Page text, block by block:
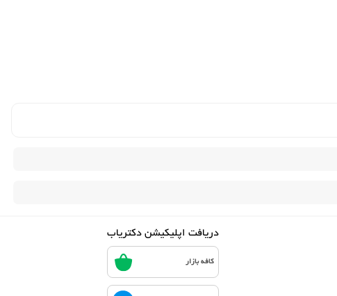
دریافت اپلیکیشن دکتریاب
کافه بازار